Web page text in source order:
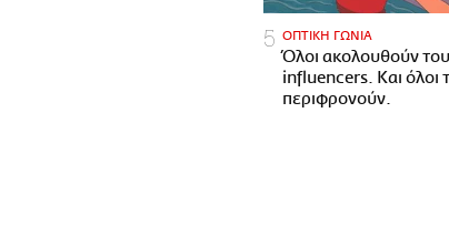
ΟΠΤΙΚΗ ΓΩΝΙΑ
Όλοι ακολουθούν
influencers. Και όλοι
περιφρονούν.